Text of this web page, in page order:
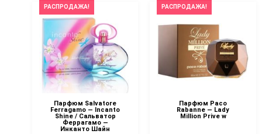
РАСПРОДАЖА!
Парфюм Salvatore
Ferragamo — Incanto
Shine / Сальватор
Феррагамо —
Инканто Шайн
РАСПРОДАЖА!
Парфюм Paco
Rabanne — Lady
Million Prive w